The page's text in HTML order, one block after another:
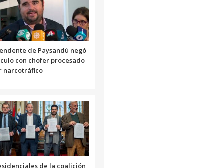
de Paysandú negó
con chofer procesado
narcotráfico
de la coalición